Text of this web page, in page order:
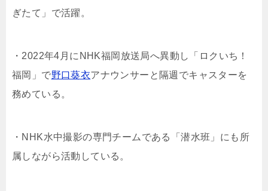
ぎたて」で活躍。
・2022年4月にNHK福岡放送局へ異動し「ロクいち！
福岡」で野口葵衣アナウンサーと隔週でキャスターを
務めている。
・NHK水中撮影の専門チームである「潜水班」にも所
属しながら活動している。